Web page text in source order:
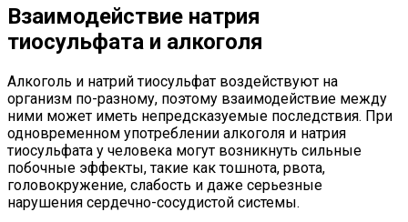
Взаимодействие натрия
тиосульфата и алкоголя
Алкоголь и натрий тиосульфат воздействуют на
организм по-разному, поэтому взаимодействие между
ними может иметь непредсказуемые последствия. При
одновременном употреблении алкоголя и натрия
тиосульфата у человека могут возникнуть сильные
побочные эффекты, такие как тошнота, рвота,
головокружение, слабость и даже серьезные
нарушения сердечно-сосудистой системы.